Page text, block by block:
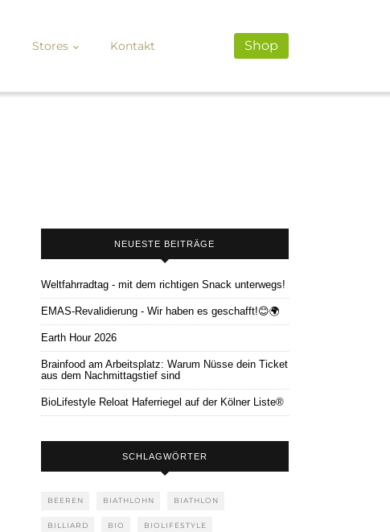
Stores Kontakt Shop
NEUESTE BEITRÄGE
Weltfahrradtag - mit dem richtigen Snack unterwegs!
EMAS-Revalidierung - Wir haben es geschafft!😊🌍
Earth Hour 2026
Brainfood am Arbeitsplatz: Warum Nüsse dein Ticket
aus dem Nachmittagstief sind
BioLifestyle Reloat Haferriegel auf der Kölner Liste®
SCHLAGWÖRTER
BEEREN BIATHLOHN BIATHLON
BILLIARD BIO BIOLIFESTYLE